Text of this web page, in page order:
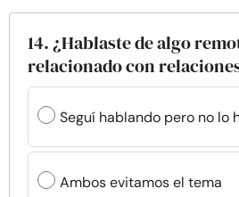
14. ¿Hablaste de algo
relacionado con
Seguí hablando pero no lo
Ambos evitamos el tema